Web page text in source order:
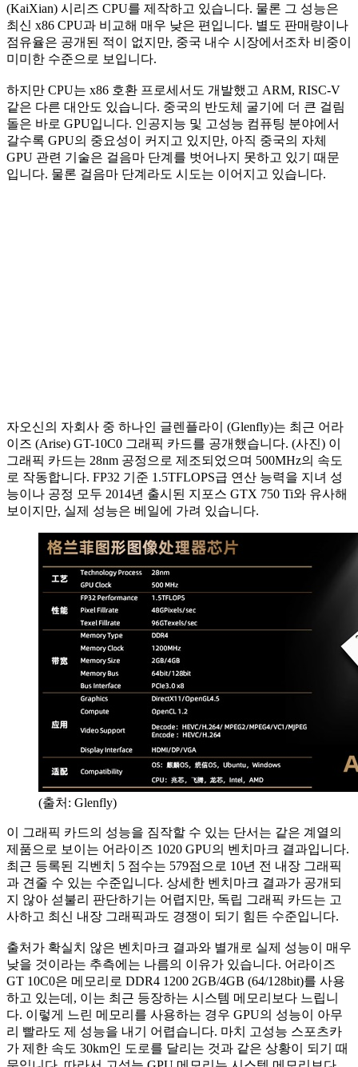
(KaiXian) 시리즈 CPU를 제작하고 있습니다. 물론 그 성능은
최신 x86 CPU과 비교해 매우 낮은 편입니다. 별도 판매량이나
점유율은 공개된 적이 없지만, 중국 내수 시장에서조차 비중이
미미한 수준으로 보입니다.
하지만 CPU는 x86 호환 프로세서도 개발했고 ARM, RISC-V
같은 다른 대안도 있습니다. 중국의 반도체 굴기에 더 큰 걸림
돌은 바로 GPU입니다. 인공지능 및 고성능 컴퓨팅 분야에서
갈수록 GPU의 중요성이 커지고 있지만, 아직 중국의 자체
GPU 관련 기술은 걸음마 단계를 벗어나지 못하고 있기 때문
입니다. 물론 걸음마 단계라도 시도는 이어지고 있습니다.
자오신의 자회사 중 하나인 글렌플라이 (Glenfly)는 최근 어라
이즈 (Arise) GT-10C0 그래픽 카드를 공개했습니다. (사진) 이
그래픽 카드는 28nm 공정으로 제조되었으며 500MHz의 속도
로 작동합니다. FP32 기준 1.5TFLOPS급 연산 능력을 지녀 성
능이나 공정 모두 2014년 출시된 지포스 GTX 750 Ti와 유사해
보이지만, 실제 성능은 베일에 가려 있습니다.
(출처: Glenfly)
이 그래픽 카드의 성능을 짐작할 수 있는 단서는 같은 계열의
제품으로 보이는 어라이즈 1020 GPU의 벤치마크 결과입니다.
최근 등록된 긱벤치 5 점수는 579점으로 10년 전 내장 그래픽
과 견줄 수 있는 수준입니다. 상세한 벤치마크 결과가 공개되
지 않아 섣불리 판단하기는 어렵지만, 독립 그래픽 카드는 고
사하고 최신 내장 그래픽과도 경쟁이 되기 힘든 수준입니다.
출처가 확실치 않은 벤치마크 결과와 별개로 실제 성능이 매우
낮을 것이라는 추측에는 나름의 이유가 있습니다. 어라이즈
GT 10C0은 메모리로 DDR4 1200 2GB/4GB (64/128bit)를 사용
하고 있는데, 이는 최근 등장하는 시스템 메모리보다 느립니
다. 이렇게 느린 메모리를 사용하는 경우 GPU의 성능이 아무
리 빨라도 제 성능을 내기 어렵습니다. 마치 고성능 스포츠카
가 제한 속도 30km인 도로를 달리는 것과 같은 상황이 되기 때